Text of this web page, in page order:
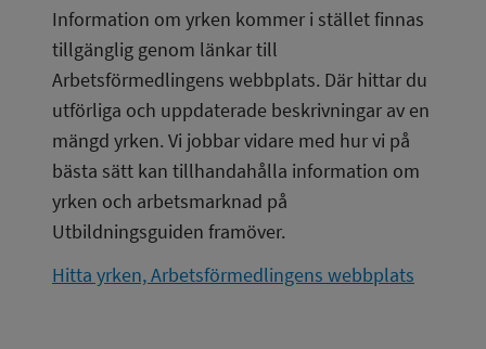
Information om yrken kommer i stället finnas
tillgänglig genom länkar till
Arbetsförmedlingens webbplats. Där hittar du
utförliga och uppdaterade beskrivningar av en
mängd yrken. Vi jobbar vidare med hur vi på
bästa sätt kan tillhandahålla information om
yrken och arbetsmarknad på
Utbildningsguiden framöver.
Hitta yrken, Arbetsförmedlingens webbplats